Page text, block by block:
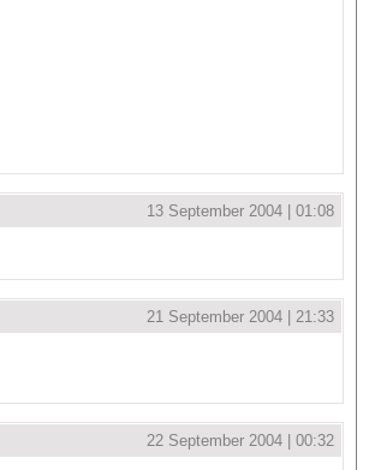
13 September 2004 | 01:08
21 September 2004 | 21:33
22 September 2004 | 00:32